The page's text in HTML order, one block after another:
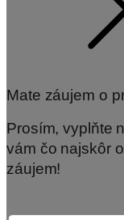
Mate záujem o
Prosím, vyplňte
vám čo najskôr
záujem!